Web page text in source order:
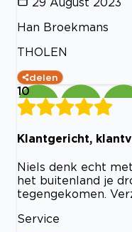
Han Broekmans
THOLEN
delen
10
Klantgericht,
Niels denk echt
het buitenland je
tegengekomen.
Service